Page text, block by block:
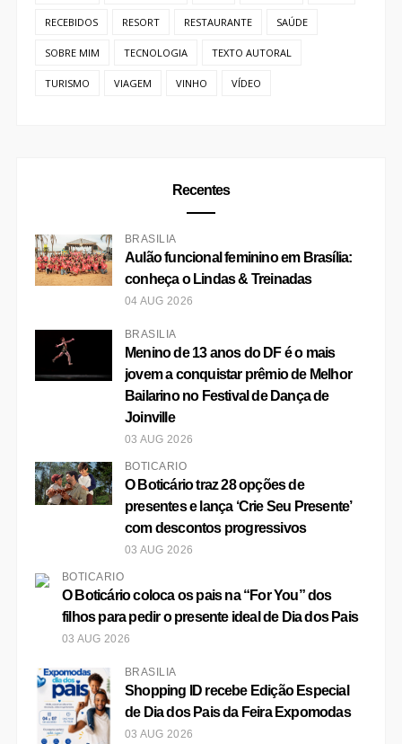
RECEBIDOS RESORT RESTAURANTE SAÚDE
SOBRE MIM TECNOLOGIA TEXTO AUTORAL
TURISMO VIAGEM VINHO VÍDEO
Recentes
BRASÍLIA
Aulão funcional feminino em Brasília:
conheça o Lindas & Treinadas
04 AUG 2026
BRASÍLIA
Menino de 13 anos do DF é o mais
jovem a conquistar prêmio de Melhor
Bailarino no Festival de Dança de
Joinville
03 AUG 2026
BOTICÁRIO
O Boticário traz 28 opções de
presentes e lança ‘Crie Seu Presente’
com descontos progressivos
03 AUG 2026
BOTICÁRIO
O Boticário coloca os pais na “For You” dos
filhos para pedir o presente ideal de Dia dos Pais
03 AUG 2026
BRASÍLIA
Shopping ID recebe Edição Especial
de Dia dos Pais da Feira Expomodas
03 AUG 2026